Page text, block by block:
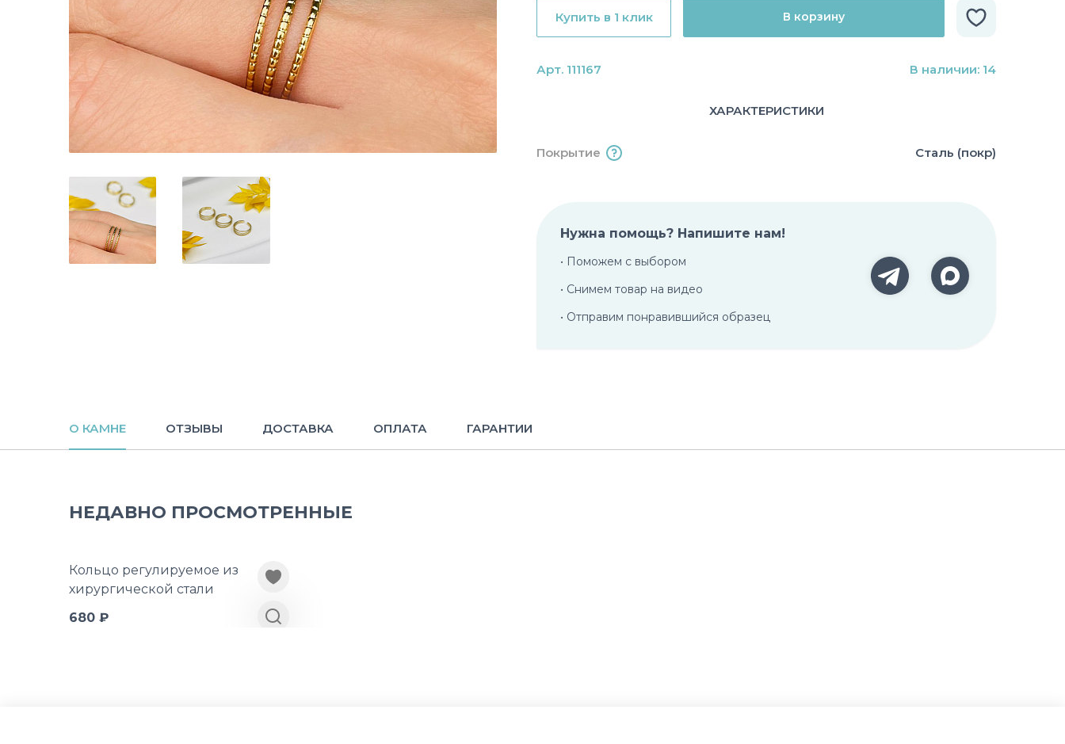
Купить в 1 клик В корзину
Арт. 111167 В наличии: 14
ХАРАКТЕРИСТИКИ
Покрытие Сталь (покр)
Нужна помощь? Напишите нам!
• Поможем с выбором
• Снимем товар на видео
• Отправим понравившийся образец
О КАМНЕ ОТЗЫВЫ ДОСТАВКА ОПЛАТА ГАРАНТИИ
НЕДАВНО ПРОСМОТРЕННЫЕ
Кольцо регулируемое из
хирургической стали
680 ₽